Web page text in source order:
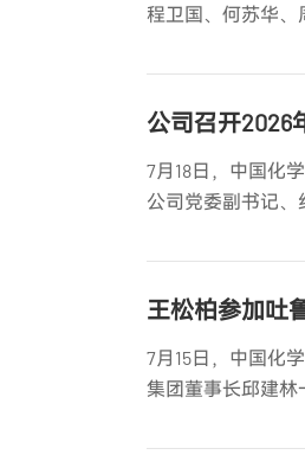
程卫国、何苏华、
公司召开2026
7月18日，中国化
公司党委副书记、
王松柏参加吐
7月15日，中国化
集团董事长邱建林